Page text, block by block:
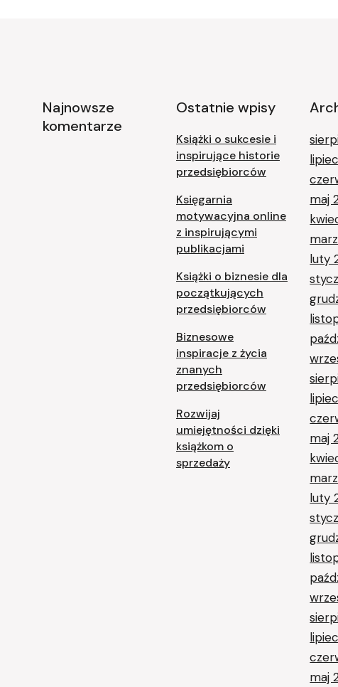
Najnowsze
komentarze
Ostatnie wpisy
Książki o sukcesie i
inspirujące historie
przedsiębiorców
Księgarnia
motywacyjna online
z inspirującymi
publikacjami
Książki o biznesie dla
początkujących
przedsiębiorców
Biznesowe
inspiracje z życia
znanych
przedsiębiorców
Rozwijaj
umiejętności dzięki
książkom o
sprzedaży
maj
luty
maj
luty
maj